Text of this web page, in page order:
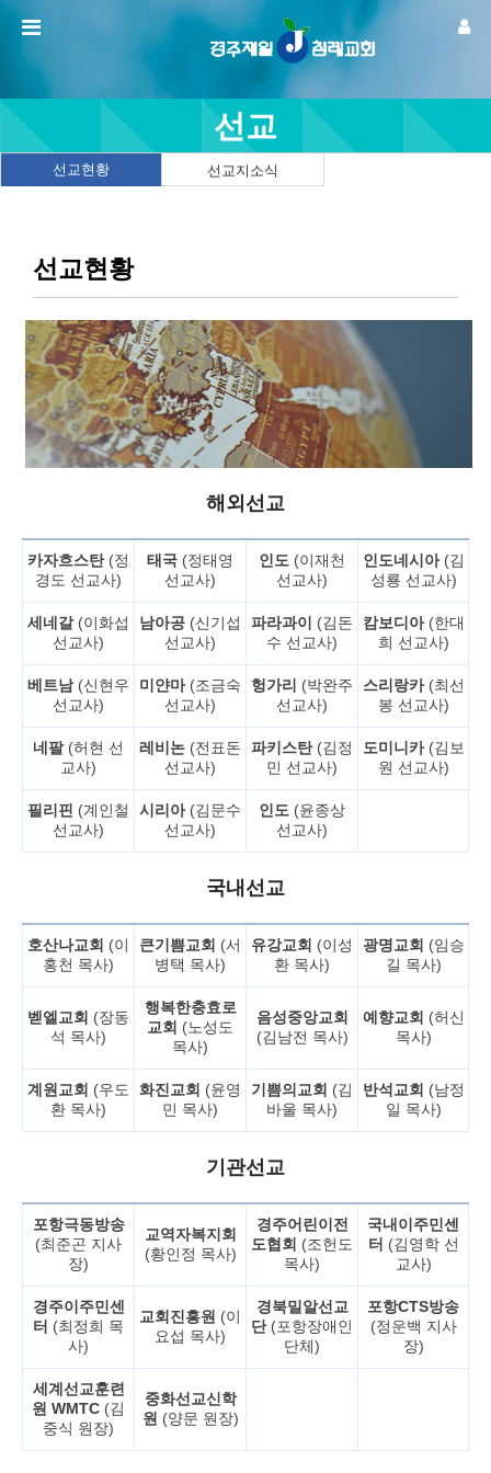
선교
선교현황 선교지소식
선교현황
해외선교
카자흐스탄(정
경도 선교사)
태국 (정태영
선교사)
인도 (이재천
선교사)
인도네시아(김
성룡 선교사)
세네갈(이화섭
선교사)
남아공 (신기섭
선교사)
파라과이 (김돈
수 선교사)
캄보디아 (한대
희 선교사)
베트남(신현우
선교사)
미얀마 (조금숙
선교사)
헝가리 (박완주
선교사)
스리랑카(최선
봉 선교사)
네팔(허현 선
교사)
레비논 (전표돈
선교사)
파키스탄 (김정
민 선교사)
도미니카 (김보
원 선교사)
필리핀 (계인철
선교사)
시리아 (김문수
선교사)
인도 (윤종상
선교사)
국내선교
호산나교회 (이
홍천 목사)
큰기쁨교회 (서
병택 목사)
유강교회 (이성
환 목사)
광명교회 (임승
길 목사)
벧엘교회 (장동
석 목사)
행복한충효로
교회 (노성도
목사)
음성중앙교회
(김남전 목사)
예향교회 (허신
목사)
계원교회 (우도
환 목사)
화진교회 (윤영
민 목사)
기쁨의교회 (김
바울 목사)
반석교회 (남정
일 목사)
기관선교
포항극동방송
(최준곤 지사
장)
교역자복지회
(황인정 목사)
경주어린이전
도협회 (조헌도
목사)
국내이주민센
터 (김영학 선
교사)
경주이주민센
터 (최정희 목
사)
교회진흥원 (이
요섭 목사)
경북밀알선교
단 (포항장애인
단체)
포항CTS방송
(정운백 지사
장)
세계선교훈련
원 WMTC (김
중식 원장)
중화선교신학
원 (양문 원장)